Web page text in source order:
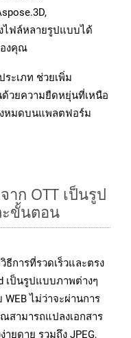
ไฟล์หลายรูปแบบได้
งคุณ
ระเภท ช่วยเพิ่ม
วยความยืดหยุ่นที่เหนือ
หมดบนแพลตฟอร์ม
าก OTT เป็นรูป
ขั้นตอน
ธีการที่รวดเร็วและตรง
เป็นรูปแบบภาพต่างๆ
ไม่ว่าจะผ่านการ
ณสามารถแปลงเอกสาร
ยดาย รวมถึง JPEG,